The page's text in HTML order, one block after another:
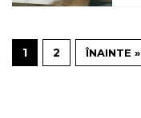
1 2 ÎNAINTE »